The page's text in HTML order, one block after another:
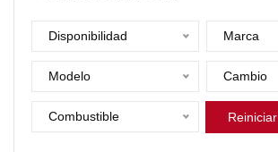
Disponibilidad Marca
Modelo Cambio
Combustible Reiniciar